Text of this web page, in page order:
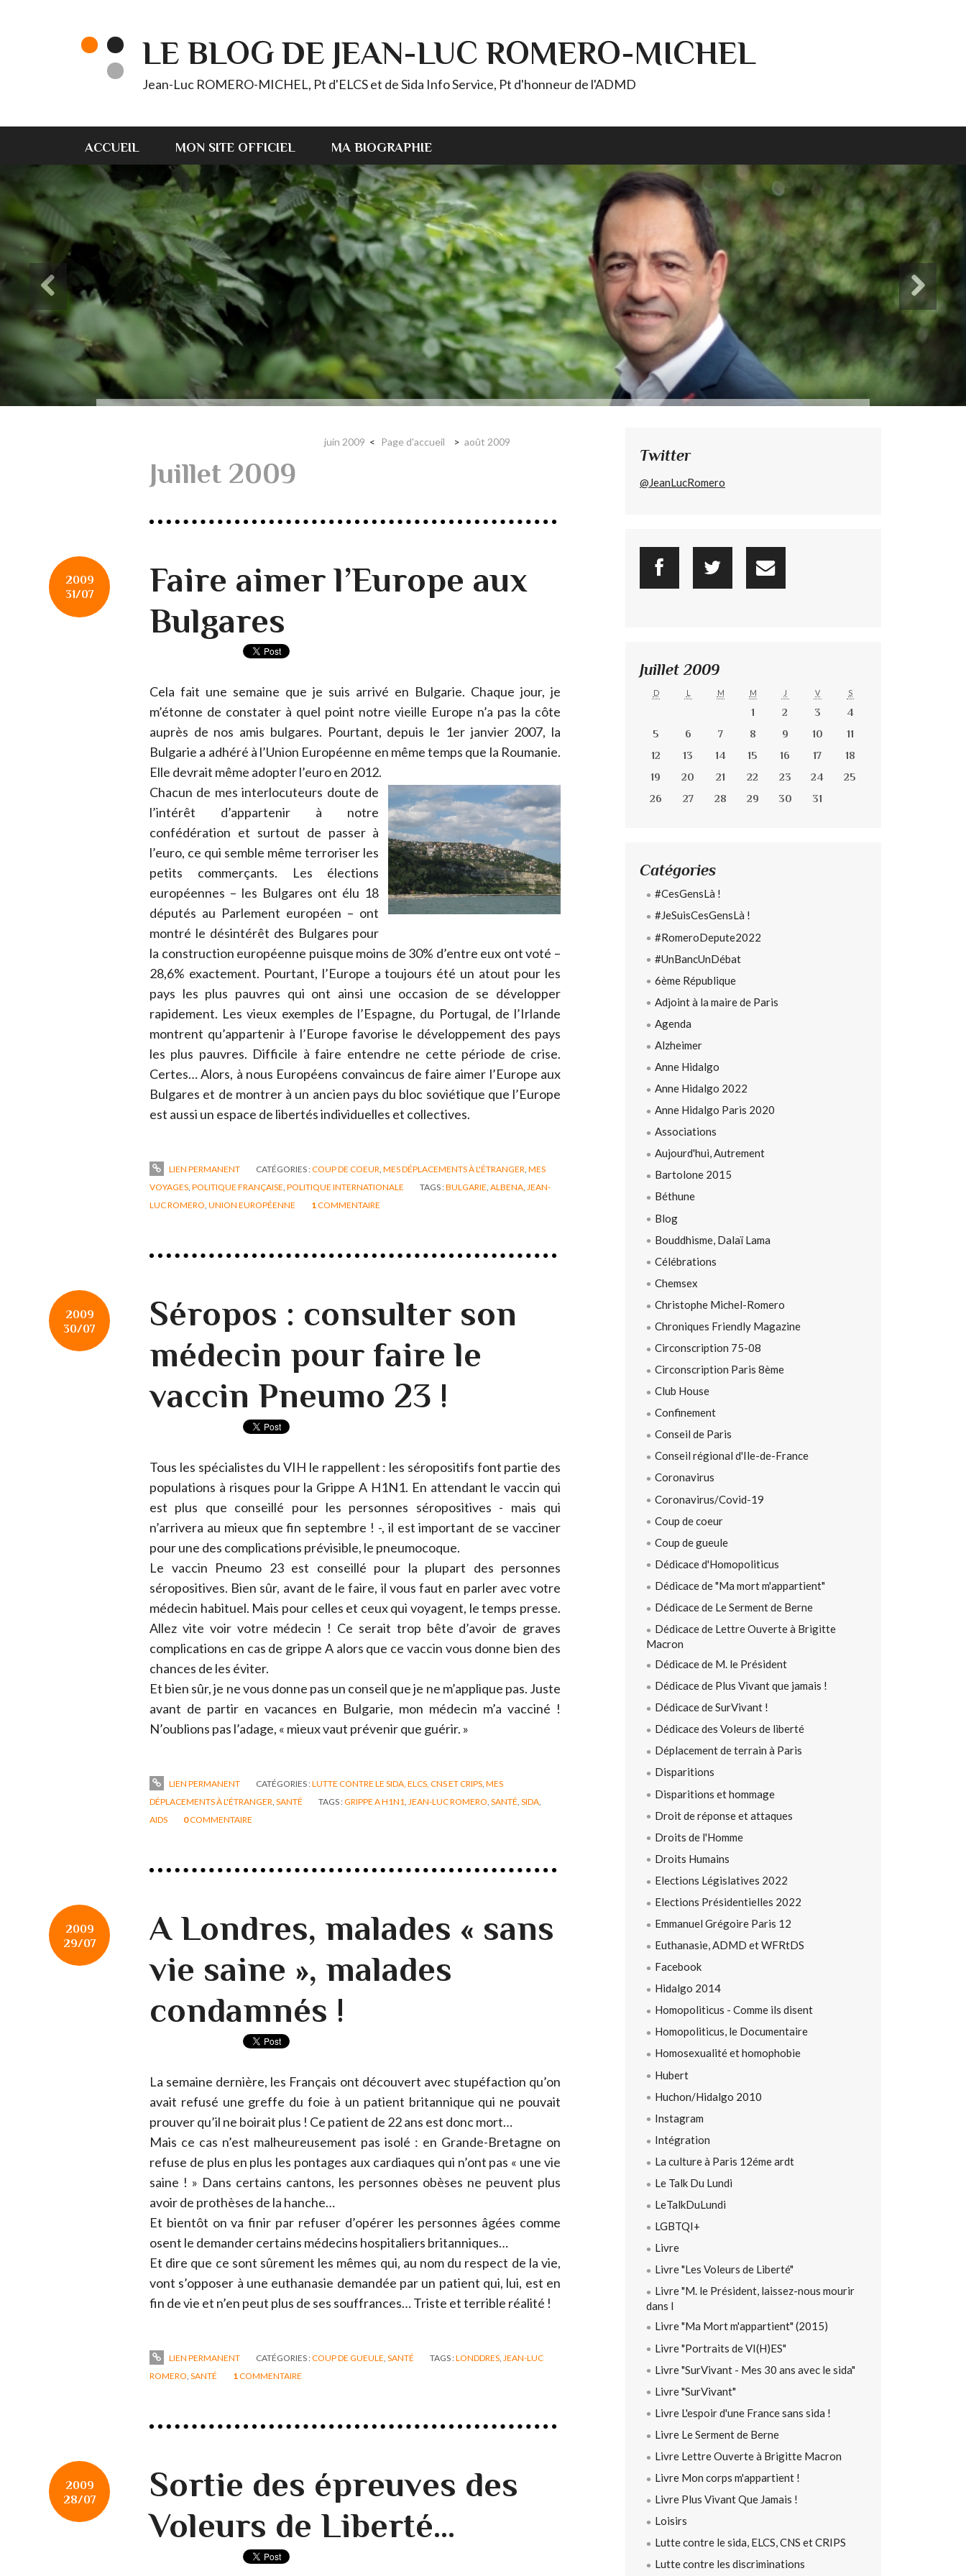
LE BLOG DE JEAN-LUC ROMERO-MICHEL
Jean-Luc ROMERO-MICHEL, Pt d'ELCS et de Sida Info Service, Pt d'honneur de l'ADMD
ACCUEIL MON SITE OFFICIEL MA BIOGRAPHIE
juin 2009 Page d'accueil août 2009
Juillet 2009
2009
31/07
Faire aimer l’Europe aux
Bulgares
Cela fait une semaine que je suis arrivé en Bulgarie. Chaque jour, je
m’étonne de constater à quel point notre vieille Europe n’a pas la côte
auprès de nos amis bulgares. Pourtant, depuis le 1er janvier 2007, la
Bulgarie a adhéré à l’Union Européenne en même temps que la Roumanie.
Elle devrait même adopter l’euro en 2012.
Chacun de mes interlocuteurs doute de
l’intérêt d’appartenir à notre
confédération et surtout de passer à
l’euro, ce qui semble même terroriser les
petits commerçants. Les élections
européennes – les Bulgares ont élu 18
députés au Parlement européen – ont
montré le désintérêt des Bulgares pour
la construction européenne puisque moins de 30% d’entre eux ont voté –
28,6% exactement. Pourtant, l’Europe a toujours été un atout pour les
pays les plus pauvres qui ont ainsi une occasion de se développer
rapidement. Les vieux exemples de l’Espagne, du Portugal, de l’Irlande
montrent qu’appartenir à l’Europe favorise le développement des pays
les plus pauvres. Difficile à faire entendre ne cette période de crise.
Certes… Alors, à nous Européens convaincus de faire aimer l’Europe aux
Bulgares et de montrer à un ancien pays du bloc soviétique que l’Europe
est aussi un espace de libertés individuelles et collectives.
LIEN PERMANENT CATÉGORIES :COUP DE COEUR, MES DÉPLACEMENTS À L'ÉTRANGER, MES
VOYAGES, POLITIQUE FRANÇAISE, POLITIQUE INTERNATIONALE TAGS :BULGARIE, ALBENA, JEAN-
LUC ROMERO, UNION EUROPÉENNE 1COMMENTAIRE
2009
30/07
Séropos : consulter son
médecin pour faire le
vaccin Pneumo 23 !
Tous les spécialistes du VIH le rappellent : les séropositifs font partie des
populations à risques pour la Grippe A H1N1. En attendant le vaccin qui
est plus que conseillé pour les personnes séropositives - mais qui
n’arrivera au mieux que fin septembre ! -, il est important de se vacciner
pour une des complications prévisible, le pneumocoque.
Le vaccin Pneumo 23 est conseillé pour la plupart des personnes
séropositives. Bien sûr, avant de le faire, il vous faut en parler avec votre
médecin habituel. Mais pour celles et ceux qui voyagent, le temps presse.
Allez vite voir votre médecin ! Ce serait trop bête d’avoir de graves
complications en cas de grippe A alors que ce vaccin vous donne bien des
chances de les éviter.
Et bien sûr, je ne vous donne pas un conseil que je ne m’applique pas. Juste
avant de partir en vacances en Bulgarie, mon médecin m’a vacciné !
N’oublions pas l’adage, « mieux vaut prévenir que guérir. »
LIEN PERMANENT CATÉGORIES :LUTTE CONTRE LE SIDA, ELCS, CNS ET CRIPS, MES
DÉPLACEMENTS À L'ÉTRANGER, SANTÉ TAGS :GRIPPE A H1N1, JEAN-LUC ROMERO, SANTÉ, SIDA,
AIDS
0COMMENTAIRE
2009
29/07
A Londres, malades « sans
vie saine », malades
condamnés !
La semaine dernière, les Français ont découvert avec stupéfaction qu’on
avait refusé une greffe du foie à un patient britannique qui ne pouvait
prouver qu’il ne boirait plus ! Ce patient de 22 ans est donc mort…
Mais ce cas n’est malheureusement pas isolé : en Grande-Bretagne on
refuse de plus en plus les pontages aux cardiaques qui n’ont pas « une vie
saine ! » Dans certains cantons, les personnes obèses ne peuvent plus
avoir de prothèses de la hanche…
Et bientôt on va finir par refuser d’opérer les personnes âgées comme
osent le demander certains médecins hospitaliers britanniques…
Et dire que ce sont sûrement les mêmes qui, au nom du respect de la vie,
vont s’opposer à une euthanasie demandée par un patient qui, lui, est en
fin de vie et n’en peut plus de ses souffrances… Triste et terrible réalité !
LIEN PERMANENT CATÉGORIES :COUP DE GUEULE, SANTÉ TAGS :LONDDRES, JEAN-LUC
ROMERO, SANTÉ 1COMMENTAIRE
2009
28/07
Sortie des épreuves des
Voleurs de Liberté…
Twitter
@JeanLucRomero
Juillet 2009
D L M M J V S
1 2 3
4
5
6 7 8 9 10
11
12
13 14 15 16 17
18
19
20 21 22 23 24
25
26
27 28 29 30 31
Catégories
#CesGensLà !
#JeSuisCesGensLà !
#RomeroDepute2022
#UnBancUnDébat
6ème République
Adjoint à la maire de Paris
Agenda
Alzheimer
Anne Hidalgo
Anne Hidalgo 2022
Anne Hidalgo Paris 2020
Associations
Aujourd'hui, Autrement
Bartolone 2015
Béthune
Blog
Bouddhisme, Dalaï Lama
Célébrations
Chemsex
Christophe Michel-Romero
Chroniques Friendly Magazine
Circonscription 75-08
Circonscription Paris 8ème
Club House
Confinement
Conseil de Paris
Conseil régional d'Ile-de-France
Coronavirus
Coronavirus/Covid-19
Coup de coeur
Coup de gueule
Dédicace d'Homopoliticus
Dédicace de "Ma mort m'appartient"
Dédicace de Le Serment de Berne
Dédicace de Lettre Ouverte à Brigitte
Macron
Dédicace de M. le Président
Dédicace de Plus Vivant que jamais !
Dédicace de SurVivant !
Dédicace des Voleurs de liberté
Déplacement de terrain à Paris
Disparitions
Disparitions et hommage
Droit de réponse et attaques
Droits de l'Homme
Droits Humains
Elections Législatives 2022
Elections Présidentielles 2022
Emmanuel Grégoire Paris 12
Euthanasie, ADMD et WFRtDS
Facebook
Hidalgo 2014
Homopoliticus - Comme ils disent
Homopoliticus, le Documentaire
Homosexualité et homophobie
Hubert
Huchon/Hidalgo 2010
Instagram
Intégration
La culture à Paris 12éme ardt
Le Talk Du Lundi
LeTalkDuLundi
LGBTQI+
Livre
Livre "Les Voleurs de Liberté"
Livre "M. le Président, laissez-nous mourir
dans l
Livre "Ma Mort m'appartient" (2015)
Livre "Portraits de VI(H)ES"
Livre "SurVivant - Mes 30 ans avec le sida"
Livre "SurVivant"
Livre L'espoir d'une France sans sida !
Livre Le Serment de Berne
Livre Lettre Ouverte à Brigitte Macron
Livre Mon corps m'appartient !
Livre Plus Vivant Que Jamais !
Loisirs
Lutte contre le sida, ELCS, CNS et CRIPS
Lutte contre les discriminations